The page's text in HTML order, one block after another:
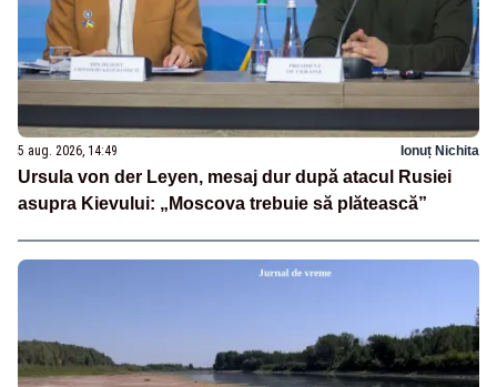
5 aug. 2026, 14:49 Ionuț Nichita
Ursula von der Leyen, mesaj dur după atacul Rusiei
asupra Kievului: „Moscova trebuie să plătească”